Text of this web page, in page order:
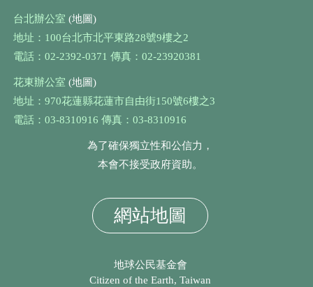
台北辦公室 (地圖)
地址：100台北市北平東路28號9樓之2
電話：02-2392-0371 傳真：02-23920381
花東辦公室 (地圖)
地址：970花蓮縣花蓮市自由街150號6樓之3
電話：03-8310916 傳真：03-8310916
為了確保獨立性和公信力，
本會不接受政府資助。
網站地圖
地球公民基金會
Citizen of the Earth, Taiwan